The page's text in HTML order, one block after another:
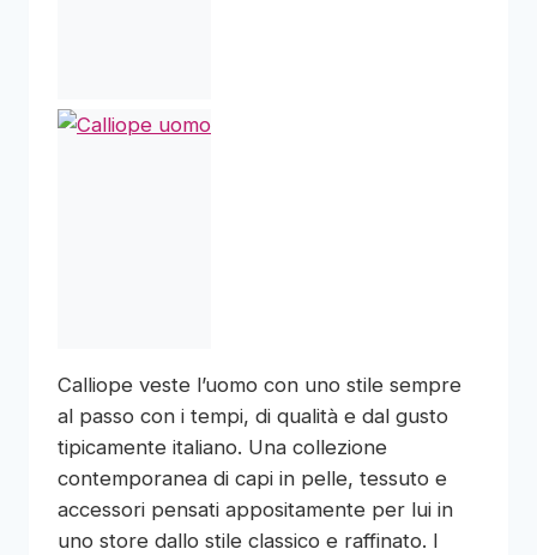
Calliope veste l’uomo con uno stile sempre
al passo con i tempi, di qualità e dal gusto
tipicamente italiano. Una collezione
contemporanea di capi in pelle, tessuto e
accessori pensati appositamente per lui in
uno store dallo stile classico e raffinato. I